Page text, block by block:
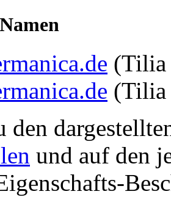
(Tilia
(Tilia
den
und auf den